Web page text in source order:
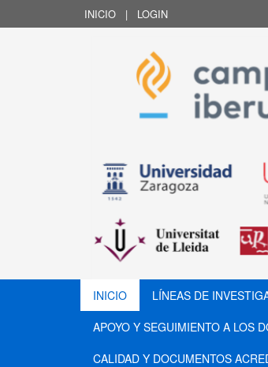
INICIO | LOGIN
INICIO LÍNEAS DE
APOYO Y SEGUIMIENTO A LOS
CALIDAD Y DOCUMENTOS